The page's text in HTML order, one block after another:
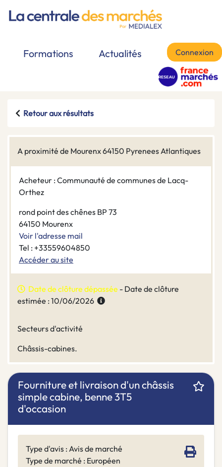
Formations Actualités Connexion
Retour aux résultats
A proximité de Mourenx 64150 Pyrenees Atlantiques
Acheteur : Communauté de communes de Lacq-
Orthez
rond point des chênes BP 73
64150 Mourenx
Voir l'adresse mail
Tel : +33559604850
Accéder au site
Date de clôture dépassée - Date de clôture
estimée : 10/06/2026
Secteurs d'activité
Châssis-cabines.
Fourniture et livraison d'un châssis
simple cabine, benne 3T5
d'occasion
Type d'avis : Avis de marché
Type de marché : Européen